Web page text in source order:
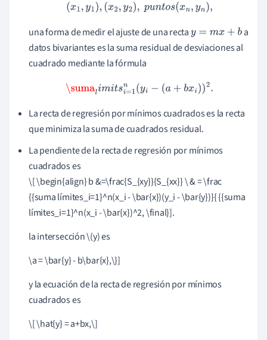
(x1,y1),(x2,y2), puntos(xn,yn),
una forma de medir el ajuste de una rectay=m x+b
a
datos bivariantes es la suma residual de desviaciones al
cuadrado mediante la fórmula
\sumalimitsi=1n( yi− (a+bxi ))2.
La recta de regresión por mínimos cuadrados es la recta
que minimiza la suma de cuadrados residual.
La pendiente de la recta de regresión por mínimos
cuadrados es
\[ \begin{align} b &=\frac{S_{xy}}{S_{xx}}\& = \frac
{{suma límites_i=1}^n(x_i - \bar{x})(y_i - \bar{y})}{ {{suma
límites_i=1}^n(x_i - \bar{x})^2, \final}].
la intersección \(y) es
\a = \bar{y} - b\bar{x},\}]
y la ecuación de la recta de regresión por mínimos
cuadrados es
\[ \hat{y} = a+bx,\]